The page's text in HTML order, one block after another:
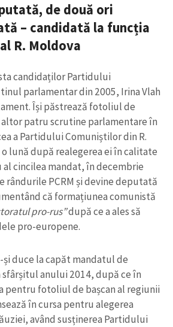
de două ori
– candidată la funcția
R. Moldova
candidaților Partidului
parlamentar din 2005, Irina Vlah
Își păstrează fotoliul de
patru scrutine parlamentare în
a Partidului Comuniștilor din R.
o lună după realegerea ei în calitate
cincilea mandat, în decembrie
rândurile PCRM și devine deputată
că formațiunea comunistă
pro-rus”după ce a ales să
pro-europene.
și duce la capăt mandatul de
anului 2014, după ce în
pentru fotoliul de bașcan al regiunii
în cursa pentru alegerea
având susținerea Partidului